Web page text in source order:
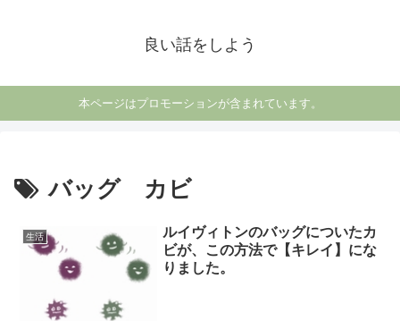
良い話をしよう
本ページはプロモーションが含まれています。
バッグ カビ
生活
ルイヴィトンのバッグについたカ
ビが、この方法で【キレイ】にな
りました。